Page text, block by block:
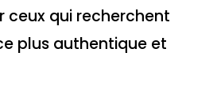
ceux qui recherchent
plus authentique et